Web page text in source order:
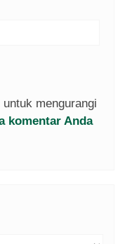
mengurangi
komentar Anda